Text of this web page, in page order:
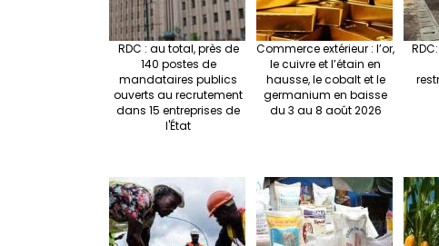
RDC : au total, près de
140 postes de
mandataires publics
ouverts au recrutement
dans 15 entreprises de
l'État
Commerce extérieur : l’or,
le cuivre et l’étain en
hausse, le cobalt et le
germanium en baisse
du 3 au 8 août 2026